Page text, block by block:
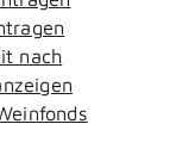
nach